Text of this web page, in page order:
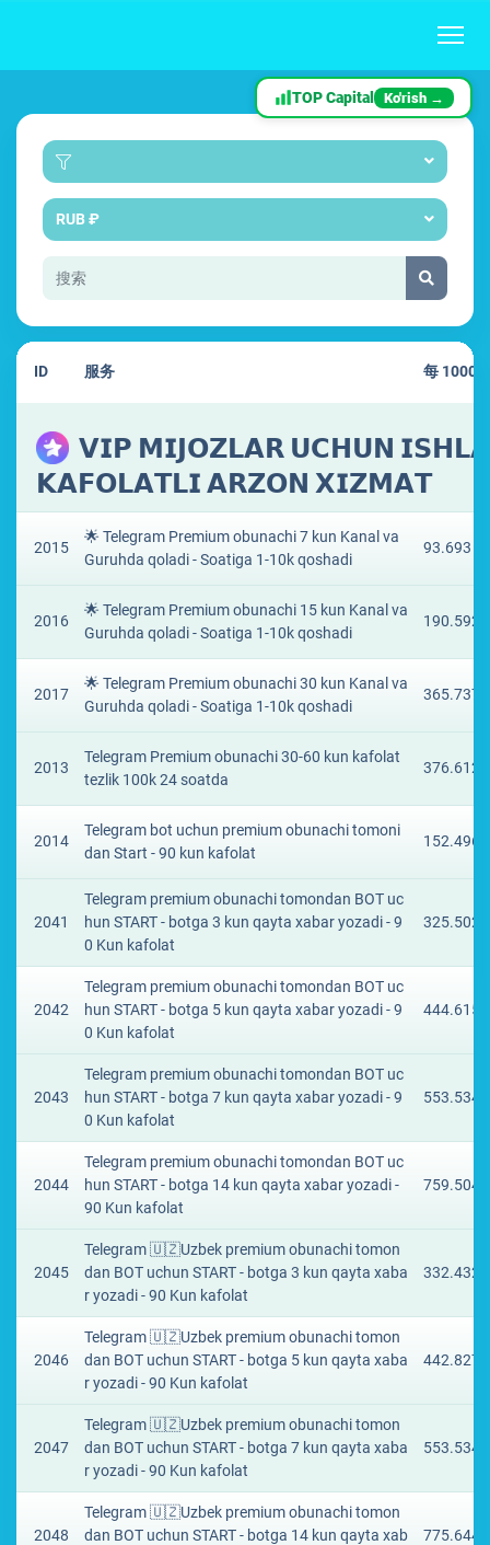
RUB ₽
ID 服务 每 1000
𝗩𝗜𝗣 𝗠𝗜𝗝𝗢𝗭𝗟𝗔𝗥 𝗨𝗖𝗛𝗨𝗡
𝗞𝗔𝗙𝗢𝗟𝗔𝗧𝗟𝗜 𝗔𝗥𝗭𝗢𝗡 𝗫𝗜𝗭𝗠𝗔𝗧
2015
🌟 Telegram Premium obunachi 7 kun Kanal va
Guruhda qoladi - Soatiga 1-10k qoshadi
93.693 ₽
2016
🌟 Telegram Premium obunachi 15 kun Kanal va
Guruhda qoladi - Soatiga 1-10k qoshadi
2017
🌟 Telegram Premium obunachi 30 kun Kanal va
Guruhda qoladi - Soatiga 1-10k qoshadi
2013
Telegram Premium obunachi 30-60 kun kafolat
tezlik 100k 24 soatda
2014
Telegram bot uchun premium obunachi tomoni
dan Start - 90 kun kafolat
2041
Telegram premium obunachi tomondan BOT uc
hun START - botga 3 kun qayta xabar yozadi - 9
0 Kun kafolat
325.502
2042
Telegram premium obunachi tomondan BOT uc
hun START - botga 5 kun qayta xabar yozadi - 9
0 Kun kafolat
2043
Telegram premium obunachi tomondan BOT uc
hun START - botga 7 kun qayta xabar yozadi - 9
0 Kun kafolat
553.534
2044
Telegram premium obunachi tomondan BOT uc
hun START - botga 14 kun qayta xabar yozadi -
90 Kun kafolat
2045
Telegram 🇺🇿Uzbek premium obunachi tomon
dan BOT uchun START - botga 3 kun qayta xaba
r yozadi - 90 Kun kafolat
2046
Telegram 🇺🇿Uzbek premium obunachi tomon
dan BOT uchun START - botga 5 kun qayta xaba
r yozadi - 90 Kun kafolat
2047
Telegram 🇺🇿Uzbek premium obunachi tomon
dan BOT uchun START - botga 7 kun qayta xaba
r yozadi - 90 Kun kafolat
553.534
2048
Telegram 🇺🇿Uzbek premium obunachi tomon
dan BOT uchun START - botga 14 kun qayta xab
TOP Capital Ko'rish →